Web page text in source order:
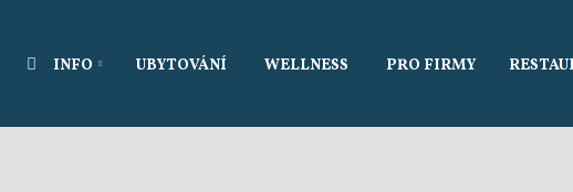
INFO UBYTOVÁNÍ WELLNESS PRO FIRMY
Vyhledávání